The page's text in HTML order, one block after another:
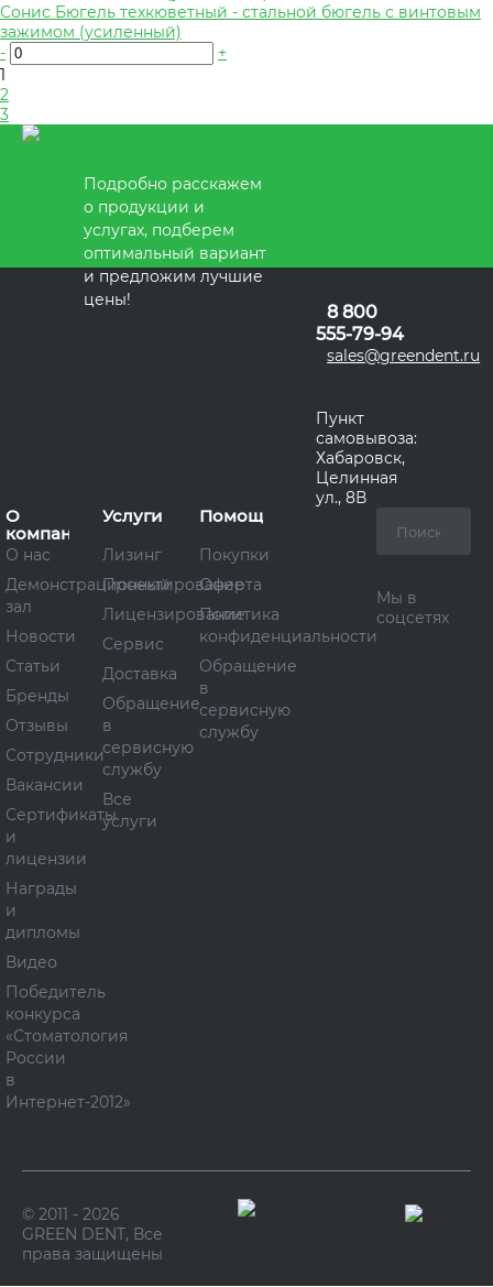
Сонис Бюгель техкюветный - стальной бюгель с винтовым
зажимом (усиленный)
-
+
1
2
3
Подробно расскажем
о продукции и
услугах, подберем
оптимальный вариант
и предложим лучшие
цены!
8 800
555-79-94
sales@greendent.ru
Пункт
самовывоза:
Хабаровск,
Целинная
ул., 8В
О
компании
О нас
Демонстрационный
зал
Новости
Статьи
Бренды
Отзывы
Сотрудники
Вакансии
Сертификаты
и
лицензии
Награды
и
дипломы
Видео
Победитель
конкурса
«Стоматология
России
в
Интернет-2012»
Услуги
Лизинг
Проектирование
Лицензирование
Сервис
Доставка
Обращение
в
сервисную
службу
Все
услуги
Помощь
Покупки
Оферта
Политика
конфиденциальности
Обращение
в
сервисную
службу
Мы в
соцсетях
© 2011 - 2026
GREEN DENT, Все
права защищены